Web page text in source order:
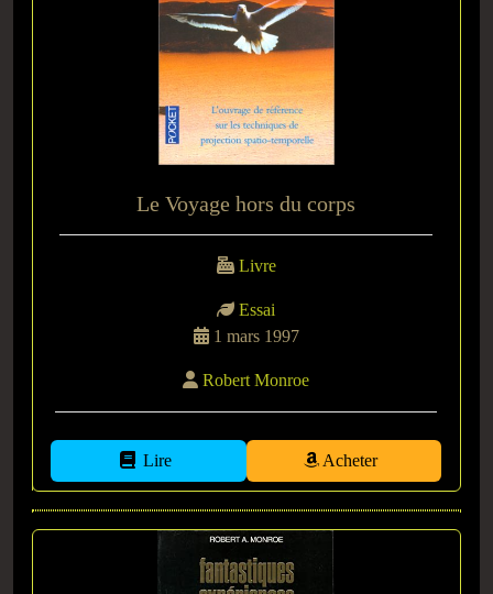
Le Voyage hors du corps
Livre
Essai
1 mars 1997
Robert Monroe
Lire Acheter